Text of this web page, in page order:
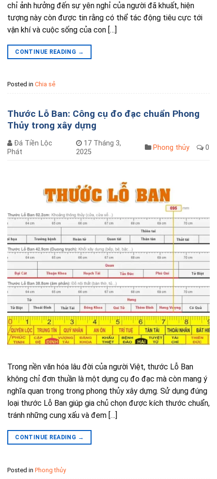
chỉ ảnh hưởng đến sự yên nghỉ của người đã khuất, hiện
tượng này còn được tin rằng có thể tác động tiêu cực tới
vận khí và cuộc sống của con […]
CONTINUE READING →
Posted in Chia sẻ
Thước Lỗ Ban: Công cụ đo đạc chuẩn Phong
Thủy trong xây dựng
Đá Tiền Lộc
Phát
17 Tháng 3,
2025
Phong thủy 0
Trong nền văn hóa lâu đời của người Việt, thước Lỗ Ban
không chỉ đơn thuần là một dụng cụ đo đạc mà còn mang ý
nghĩa quan trọng trong phong thủy xây dựng. Sử dụng đúng
loại thước Lỗ Ban giúp gia chủ chọn được kích thước chuẩn,
tránh những cung xấu và đem […]
CONTINUE READING →
Posted in Phong thủy